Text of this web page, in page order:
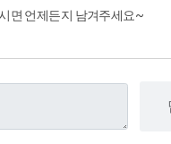
면 언제든지 남겨주세요~